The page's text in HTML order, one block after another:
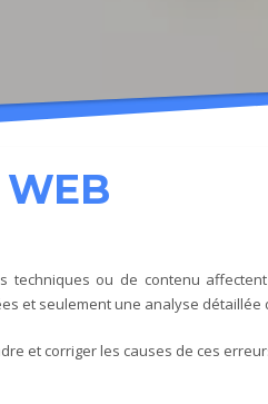
WEB
techniques ou de contenu
et seulement une analyse détaillée
et corriger les causes de ces